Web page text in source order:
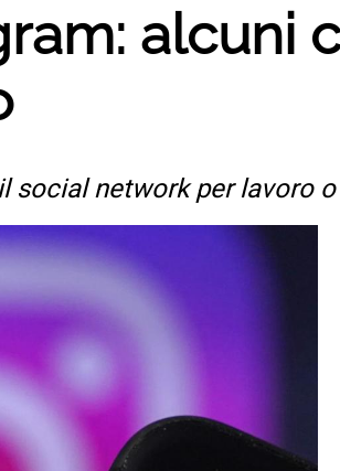
alcuni
social network per lavoro